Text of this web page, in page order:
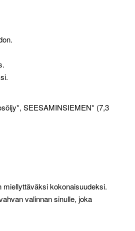
SEESAMINSIEMEN* (7,3
miellyttäväksi kokonaisuudeksi.
valinnan sinulle, joka